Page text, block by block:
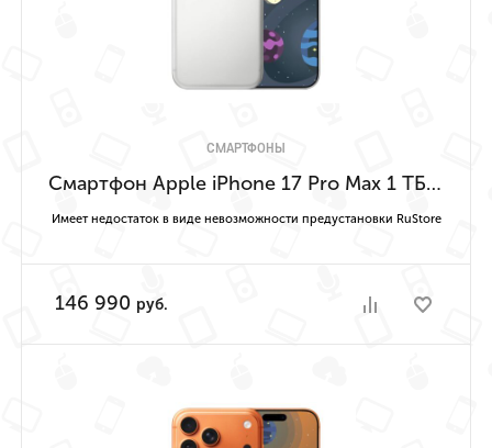
СМАРТФОНЫ
Смартфон Apple iPhone 17 Pro Max 1 ТБ (Серебристый | Silver) Имеет недостаток в виде невозможности предустановки RuStore
Имеет недостаток в виде невозможности предустановки RuStore
146 990 руб.